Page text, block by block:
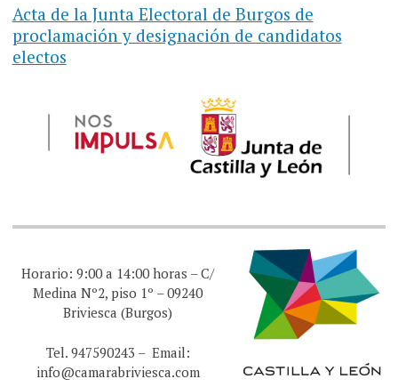
Acta de la Junta Electoral de Burgos de
proclamación y designación de candidatos
electos
Horario: 9:00 a 14:00 horas – C/
Medina Nº2, piso 1º – 09240
Briviesca (Burgos)
Tel. 947590243 – Email:
info@camarabriviesca.com